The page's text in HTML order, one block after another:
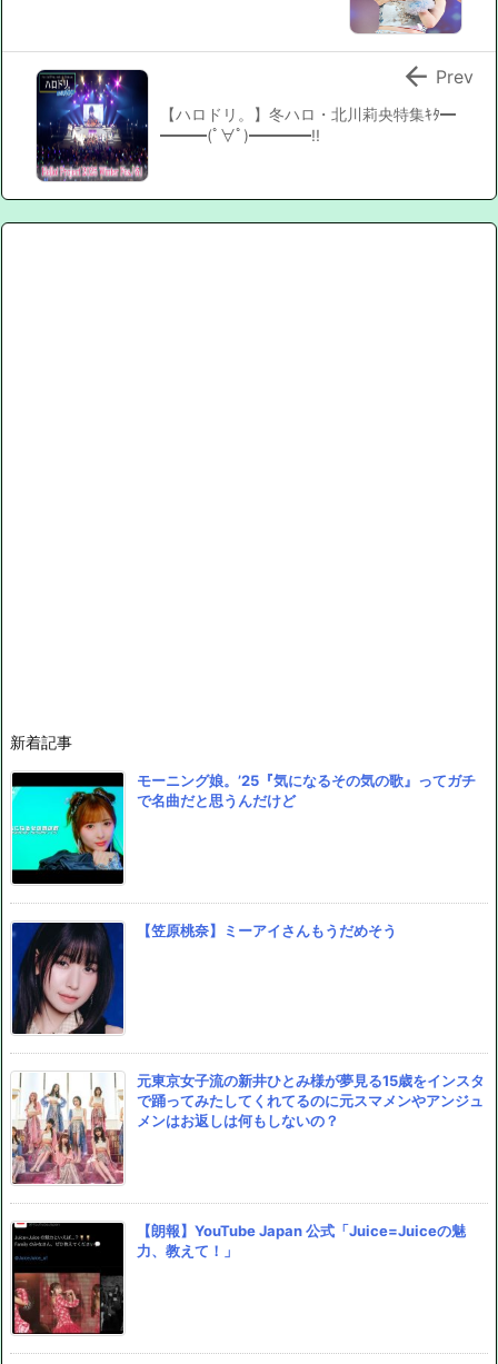
【ハロドリ。】冬ハロ・北川莉央特集ｷﾀ━
━━━(ﾟ∀ﾟ)━━━━!!
 Prev
新着記事
モーニング娘。’25『気になるその気の歌』ってガチ
で名曲だと思うんだけど
【笠原桃奈】ミーアイさんもうだめそう
元東京女子流の新井ひとみ様が夢見る15歳をインスタ
で踊ってみたしてくれてるのに元スマメンやアンジュ
メンはお返しは何もしないの？
【朗報】YouTube Japan 公式「Juice=Juiceの魅
力、教えて！」